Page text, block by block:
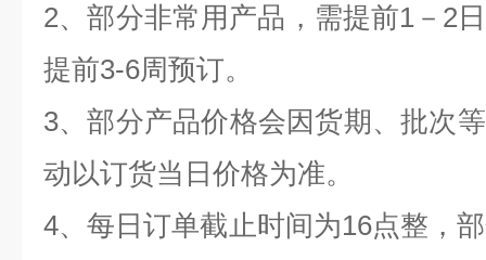
2、部分非常用产品，需提前1－2
提前3-6周预订。
3、部分产品价格会因货期、批次
动以订货当日价格为准。
4、每日订单截止时间为16点整，